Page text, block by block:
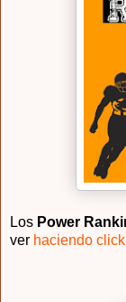
Los Power
ver haciendo